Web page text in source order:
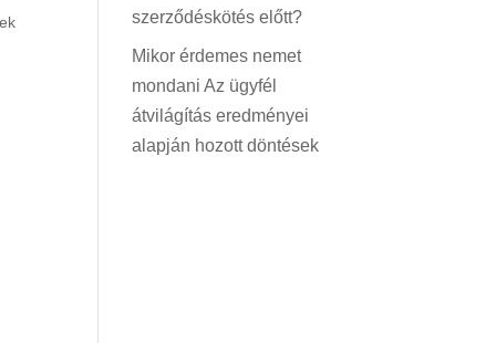
szerződéskötés előtt?
Mikor érdemes nemet
mondani Az ügyfél
átvilágítás eredményei
alapján hozott döntések